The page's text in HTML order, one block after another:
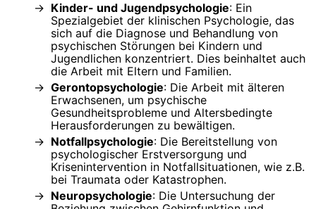
Kinder- und Jugendpsychologie: Ein
Spezialgebiet der klinischen Psychologie, das
sich auf die Diagnose und Behandlung von
psychischen Störungen bei Kindern und
Jugendlichen konzentriert. Dies beinhaltet auch
die Arbeit mit Eltern und Familien.
Gerontopsychologie: Die Arbeit mit älteren
Erwachsenen, um psychische
Gesundheitsprobleme und Altersbedingte
Herausforderungen zu bewältigen.
Notfallpsychologie: Die Bereitstellung von
psychologischer Erstversorgung und
Krisenintervention in Notfallsituationen, wie z.B.
bei Traumata oder Katastrophen.
Neuropsychologie: Die Untersuchung der